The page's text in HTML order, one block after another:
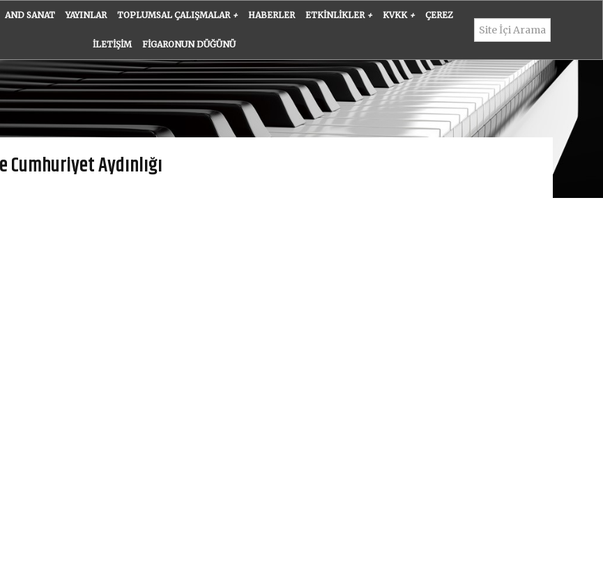
AND SANAT YAYINLAR TOPLUMSAL ÇALIŞMALAR + HABERLER ETKINLIKLER + KVKK + ÇEREZ
İLETIŞIM FIGARONUN DÜĞÜNÜ
Aydınlığı